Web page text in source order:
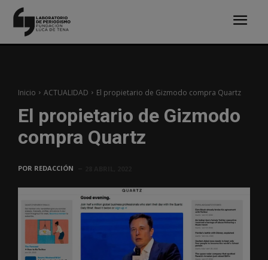
Inicio ACTUALIDAD El propietario de Gizmodo compra Quartz
El propietario de Gizmodo
compra Quartz
POR REDACCIÓN